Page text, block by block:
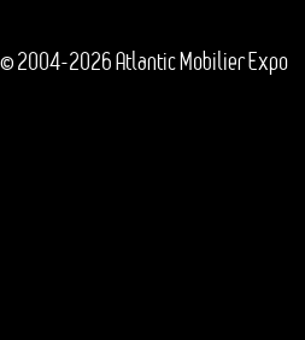
© 2004-2026 Atlantic Mobilier Expo